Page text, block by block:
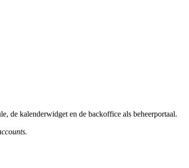
de kalenderwidget en de backoffice als beheerportaal.